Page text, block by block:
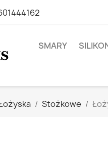
SMARY
Stożkowe